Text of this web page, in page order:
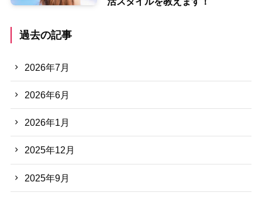
過去の記事
2026年7月
2026年6月
2026年1月
2025年12月
2025年9月